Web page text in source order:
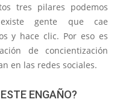
tres pilares podemos
gente que cae
y hace clic. Por eso es
de concientización
en las redes sociales.
ENGAÑO?